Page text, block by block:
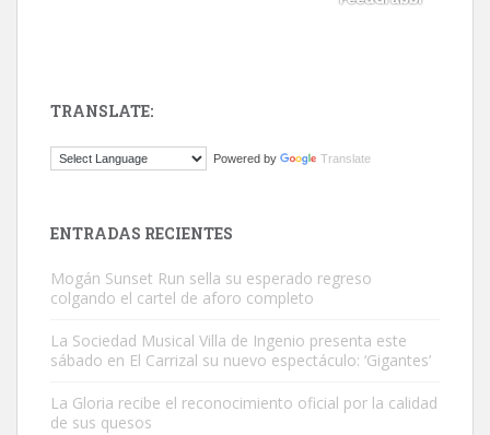
El ayuntamiento se va a llevar a Los Gatos callejeros de la zona los
Este gato macho ha aparecido en la calle hace menos de un mes,
TRANSLATE:
Powered by Translate
ENTRADAS RECIENTES
Mogán Sunset Run sella su esperado regreso
colgando el cartel de aforo completo
La Sociedad Musical Villa de Ingenio presenta este
sábado en El Carrizal su nuevo espectáculo: ‘Gigantes’
La Gloria recibe el reconocimiento oficial por la calidad
de sus quesos